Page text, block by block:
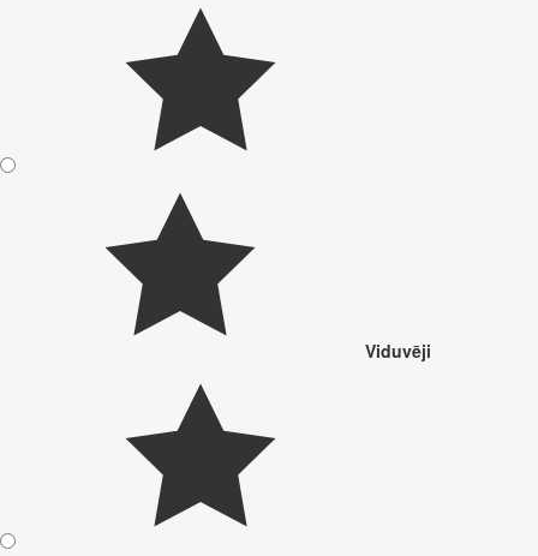
Viduvēji